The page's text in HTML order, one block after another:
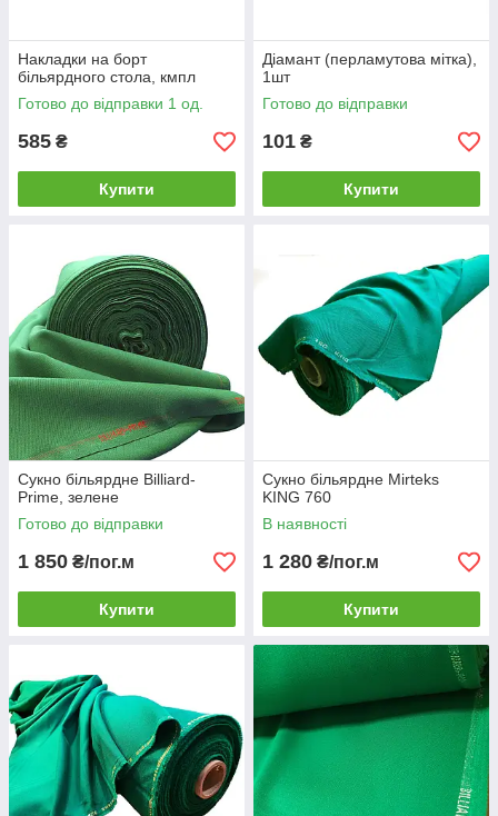
Накладки на борт
більярдного стола, кмпл
Готово до відправки 1 од.
585 ₴
Купити
Діамант (перламутова мітка),
1шт
Готово до відправки
101 ₴
Купити
Сукно більярдне Billiard-
Prime, зелене
Готово до відправки
1 850 ₴/пог.м
Купити
Сукно більярдне Mirteks
KING 760
В наявності
1 280 ₴/пог.м
Купити